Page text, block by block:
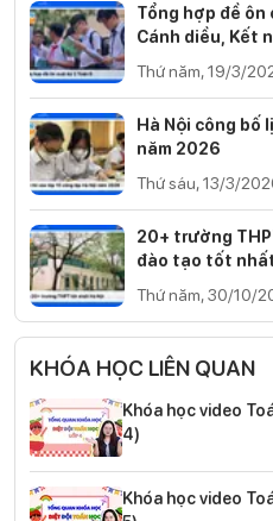
Tổng hợp đề ôn
Cánh diều, Kết
Thứ năm, 19/3/
Hà Nội công bố
năm 2026
Thứ sáu, 13/3/
20+ trường
đào tạo tốt
Thứ năm, 30/10/
KHÓA HỌC LIÊN QUAN
Khóa học video
4)
Khóa học video